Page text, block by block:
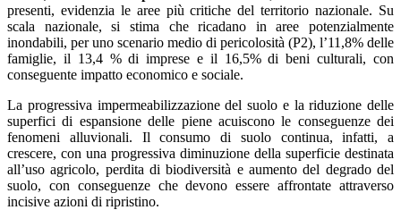
presenti, evidenzia le aree più critiche del territorio nazionale. Su
scala nazionale, si stima che ricadano in aree potenzialmente
inondabili, per uno scenario medio di pericolosità (P2), l’11,8% delle
famiglie, il 13,4 % di imprese e il 16,5% di beni culturali, con
conseguente impatto economico e sociale.
La progressiva impermeabilizzazione del suolo e la riduzione delle
superfici di espansione delle piene acuiscono le conseguenze dei
fenomeni alluvionali. Il consumo di suolo continua, infatti, a
crescere, con una progressiva diminuzione della superficie destinata
all’uso agricolo, perdita di biodiversità e aumento del degrado del
suolo, con conseguenze che devono essere affrontate attraverso
incisive azioni di ripristino.